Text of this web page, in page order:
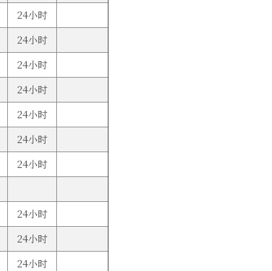
24小时
24小时
24小时
24小时
24小时
24小时
24小时
24小时
24小时
24小时